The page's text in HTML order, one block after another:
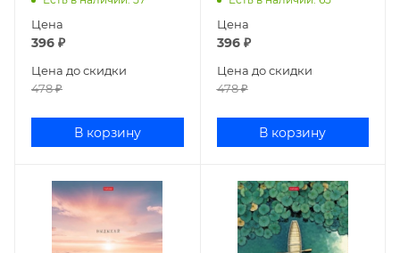
Цена
396 ₽
Цена до скидки
478₽
В корзину
Цена
396₽
Цена до скидки
478₽
В корзину